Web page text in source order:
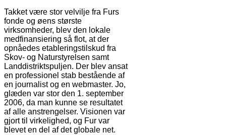
Takket være stor velvilje fra Furs
fonde og øens største
virksomheder, blev den lokale
medfinansiering så flot, at der
opnåedes etableringstilskud fra
Skov- og Naturstyrelsen samt
Landdistriktspuljen. Der blev ansat
en professionel stab bestående af
en journalist og en webmaster. Jo,
glæden var stor den 1. september
2006, da man kunne se resultatet
af alle anstrengelser. Visionen var
gjort til virkelighed, og Fur var
blevet en del af det globale net.